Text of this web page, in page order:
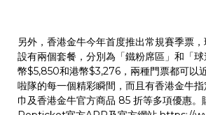
另外，香港金牛今年首度推出常規賽季票
設有兩個套餐，分別為「鐵粉席區」和「
幣$5,850和港幣$3,276，兩種門票都可以
啦隊的每一個精彩瞬間，而且有香港金牛
巾及香港金牛官方商品 85 折等多項優惠。